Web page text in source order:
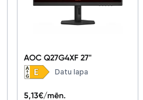
AOC Q27G4XF 27"
Datu lapa
5,13€/mēn.